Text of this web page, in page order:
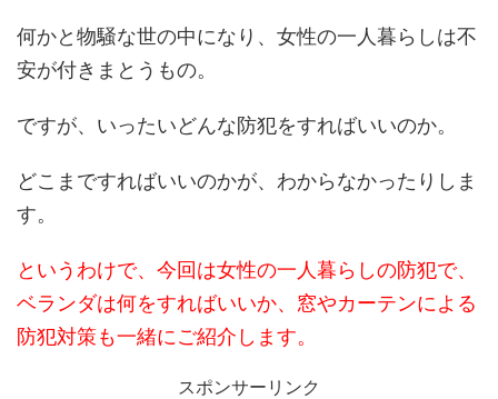
何かと物騒な世の中になり、女性の一人暮らしは不
安が付きまとうもの。
ですが、いったいどんな防犯をすればいいのか。
どこまですればいいのかが、わからなかったりしま
す。
というわけで、今回は女性の一人暮らしの防犯で、
ベランダは何をすればいいか、窓やカーテンによる
防犯対策も一緒にご紹介します。
スポンサーリンク